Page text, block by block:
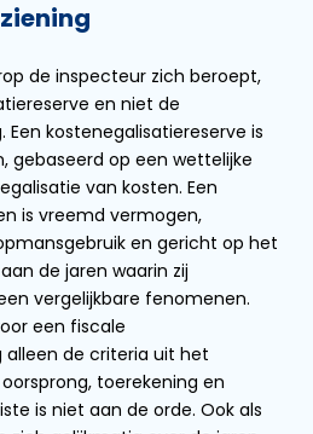
de inspecteur zich beroept,
en niet de
Een kostenegalisatiereserve is
gebaseerd op een wettelijke
van kosten. Een
is vreemd vermogen,
en gericht op het
de jaren waarin zij
vergelijkbare fenomenen.
een fiscale
alleen de criteria uit het
toerekening en
is niet aan de orde. Ook als